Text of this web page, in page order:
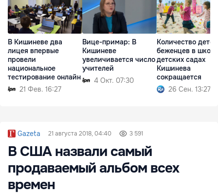
В Кишиневе два
лицея впервые
провели
национальное
тестирование онлайн
21 Фев. 16:27
Вице-примар: В
Кишиневе
увеличивается число
учителей
4 Окт. 07:30
Количество
беженцев в
детских садах
Кишинева
сокращается
26 Сен. 13:27
Gazeta 21 августа 2018, 04:40 3 591
В США назвали самый
продаваемый альбом всех
времен